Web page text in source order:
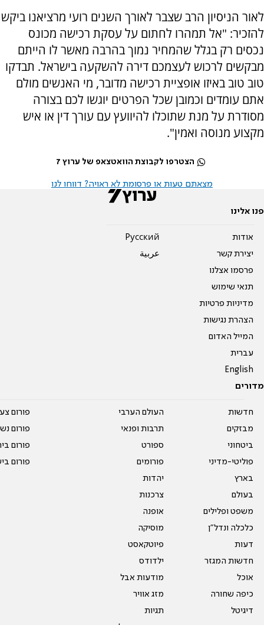
לאור הניסיון הרב שצבר לאורך השנים רועי מרציאנו ביקש
להזכיר: "אל תמהרו לחתום על עסקת רכישה מכונס
נכסים רק בגלל שהמחיר נמוך בהרבה מאשר לו הייתם
מבקשים לרכוש לעצמכם דירה להשקעה בישראל. תבדקו
טוב טוב באיזו אופציית רכישה מדובר, מי האנשים מולם
אתם עומדים וכמובן שכל הפרטים יוגשו לכם בצורה
מסודרת על מנת שתוכלו להיוועץ עם עורך דין או איש
מקצוע מנוסה ואמין".
הצטרפו לקבוצת הוואטצאפ של ערוץ 7
מצאתם טעות או פרסומת לא ראויה? דווחו לנו
פנו אלינו
אודות
יצירת קשר
פרסמו אצלנו
תנאי שימוש
מדיניות פרטיות
הצהרת נגישות
המייל האדום
עברית
English
Pусский
عربية
מדורים
חדשות
מבזקים
ביטחוני
פוליטי-מדיני
בארץ
בעולם
משפט ופלילים
כלכלה ונדל"ן
דעות
חדשות המגזר
אוכל
כיפה שחורה
דיגיטל
העולם הערבי
תרבות ופנאי
ספורט
פורומים
יהדות
צרכנות
אופנה
מוסיקה
פיוטקאסט
ילדודס
מודעות אבל
מזג אוויר
תגיות
פורום
פורום
פורום
פורום